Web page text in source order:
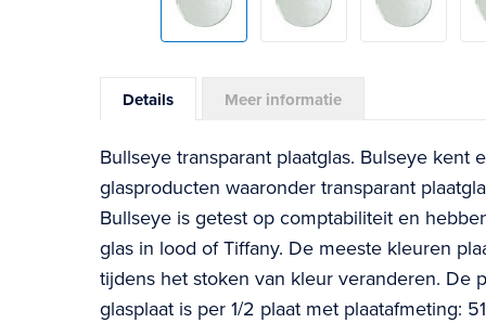
beginning
of
the
images
gallery
Details
Bullseye transparant plaatglas. Bulseye
glasproducten waaronder transparant
Bullseye is getest op comptabiliteit en
glas in lood of Tiffany. De meeste kleuren
tijdens het stoken van kleur veranderen. De
glasplaat is per 1/2 plaat met plaatafmeting:
Meer informatie